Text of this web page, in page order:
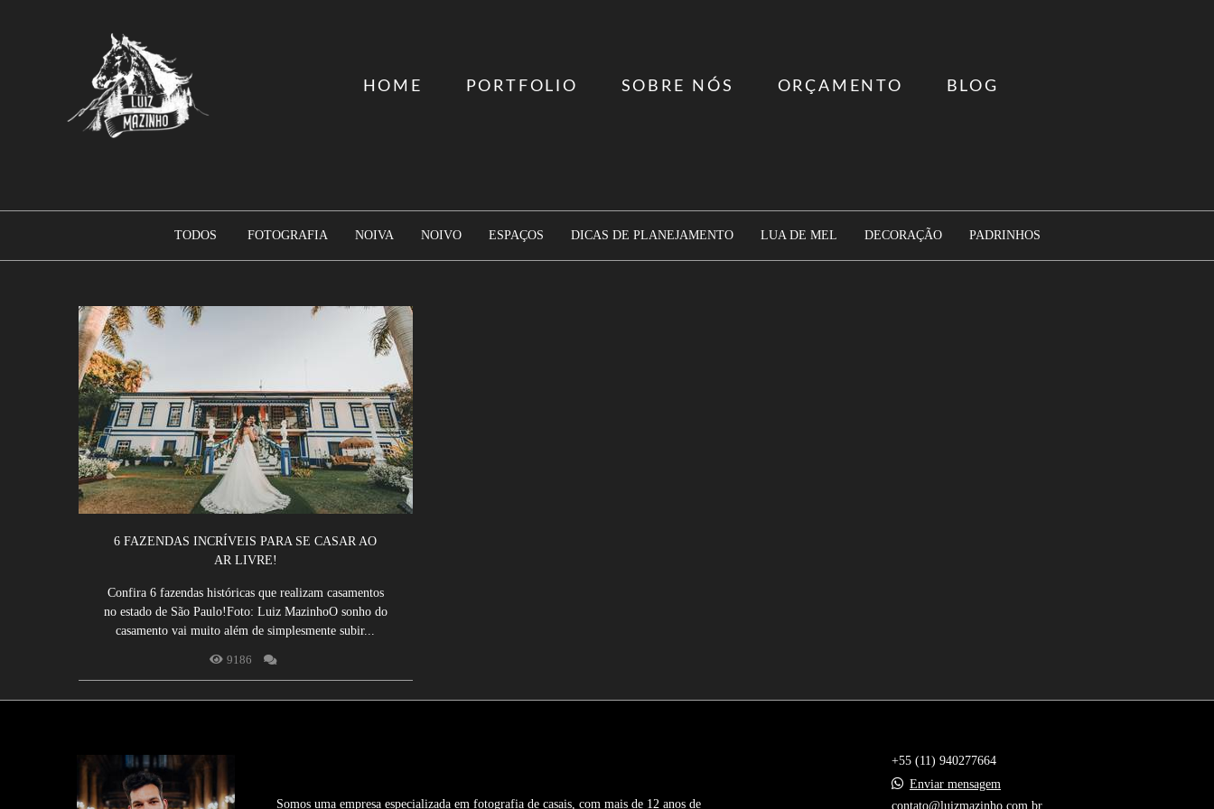
HOME PORTFOLIO SOBRE NÓS ORÇAMENTO BLOG
TODOS FOTOGRAFIA NOIVA NOIVO ESPAÇOS DICAS DE PLANEJAMENTO LUA DE MEL DECORAÇÃO PADRINHOS
6 FAZENDAS INCRÍVEIS PARA SE CASAR AO
AR LIVRE!
9186
Confira 6 fazendas históricas que realizam casamentos
no estado de São Paulo!Foto: Luiz MazinhoO sonho do
casamento vai muito além de simplesmente subir...
Somos uma empresa especializada em fotografia de casais, com mais de 12 anos de
+55 (11) 940277664
Enviar mensagem
contato@luizmazinho.com.br